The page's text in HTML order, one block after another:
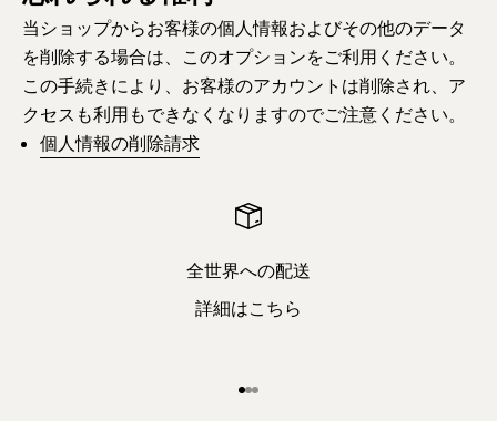
当ショップからお客様の個人情報およびその他のデータ
を削除する場合は、このオプションをご利用ください。
この手続きにより、お客様のアカウントは削除され、ア
クセスも利用もできなくなりますのでご注意ください。
個人情報の削除請求
全世界への配送
詳細はこちら
項目1へ
項目2へ
項目3へ